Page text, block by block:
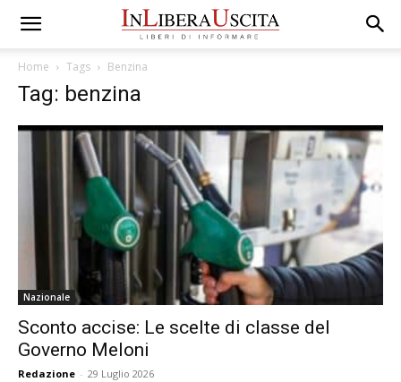
Home Tags Benzina
Tag: benzina
Nazionale
Sconto accise: Le scelte di classe del
Governo Meloni
Redazione - 29 Luglio 2026